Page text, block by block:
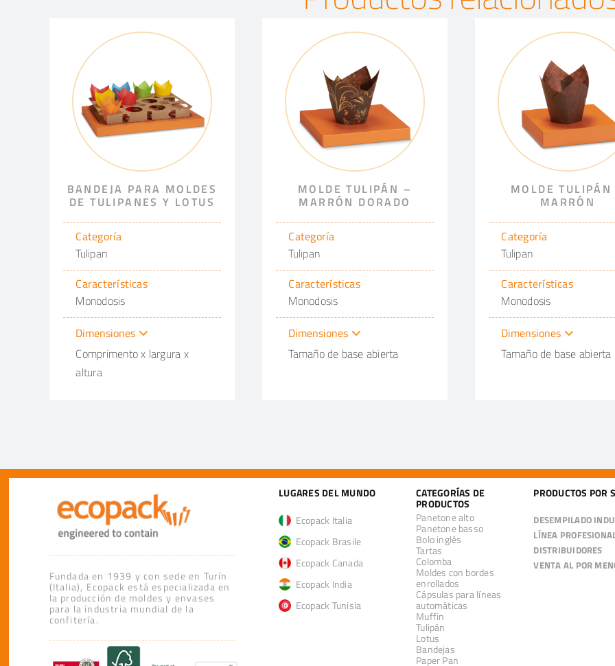
BANDEJA PARA MOLDES
DE TULIPANES Y LOTUS
Categoría
Tulipan
Características
Monodosis
Dimensiones
Comprimento x largura x
altura
MOLDE TULIPÁN –
MARRÓN DORADO
Categoría
Tulipan
Características
Monodosis
Dimensiones
Tamaño de base abierta
MOLDE
MARRÓN
Categoría
Tulipan
Características
Monodosis
Dimensiones
Tamaño de base abierta
Fundada en 1939 y con sede en Turín
(Italia), Ecopack está especializada en
la producción de moldes y envases
para la industria mundial de la
confitería.
LUGARES DEL MUNDO
Ecopack Italia
Ecopack Brasile
Ecopack Canada
Ecopack India
Ecopack Tunisia
CATEGORÍAS DE
PRODUCTOS
Panetone alto
Panetone basso
Bolo inglês
Tartas
Colomba
Moldes con bordes
enrollados
Cápsulas para líneas
automáticas
Muffin
Tulipán
Lotus
Bandejas
Paper Pan
PRODUCTOS POR
DESEMPILADO
LÍNEA
DISTRIBUIDORES
VENTA AL POR